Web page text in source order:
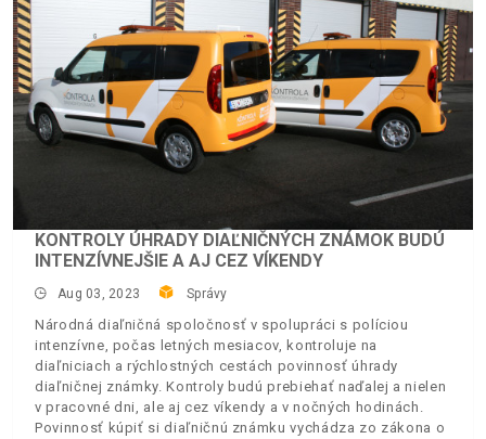
KONTROLY ÚHRADY DIAĽNIČNÝCH ZNÁMOK BUDÚ
INTENZÍVNEJŠIE A AJ CEZ VÍKENDY
Aug 03, 2023 Správy
Národná diaľničná spoločnosť v spolupráci s políciou
intenzívne, počas letných mesiacov, kontroluje na
diaľniciach a rýchlostných cestách povinnosť úhrady
diaľničnej známky. Kontroly budú prebiehať naďalej a nielen
v pracovné dni, ale aj cez víkendy a v nočných hodinách.
Povinnosť kúpiť si diaľničnú známku vychádza zo zákona o